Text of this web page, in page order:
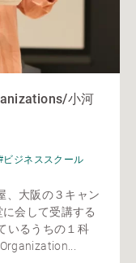
小河
ビジネススクール
、大阪の３キャン
会して受講する
いるうちの１科